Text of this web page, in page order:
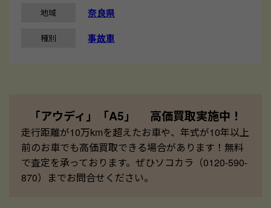
地域 奈良県
種別 事故車
「アウディ」「A5」 高価買取実施中！
走行距離が10万kmを超えたお車や、年式が10年以上
前のお車でも高価買取できる場合があります！無料
で査定を承っております。ぜひソコカラ（0120-590-
870）までお問合せください。